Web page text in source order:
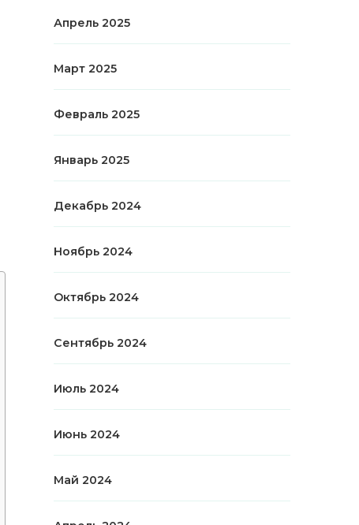
Апрель 2025
Март 2025
Февраль 2025
Январь 2025
Декабрь 2024
Ноябрь 2024
Октябрь 2024
Сентябрь 2024
Июль 2024
Июнь 2024
Май 2024